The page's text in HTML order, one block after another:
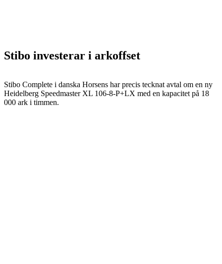
Stibo investerar i arkoffset
Stibo Complete i danska Horsens har precis tecknat avtal om en ny
Heidelberg Speedmaster XL 106-8-P+LX med en kapacitet på 18
000 ark i timmen.